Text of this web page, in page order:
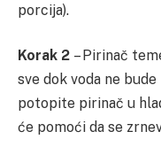
porcija).
Korak 2 – Pirinač
sve dok voda ne
potopite pirinač u
će pomoći da se